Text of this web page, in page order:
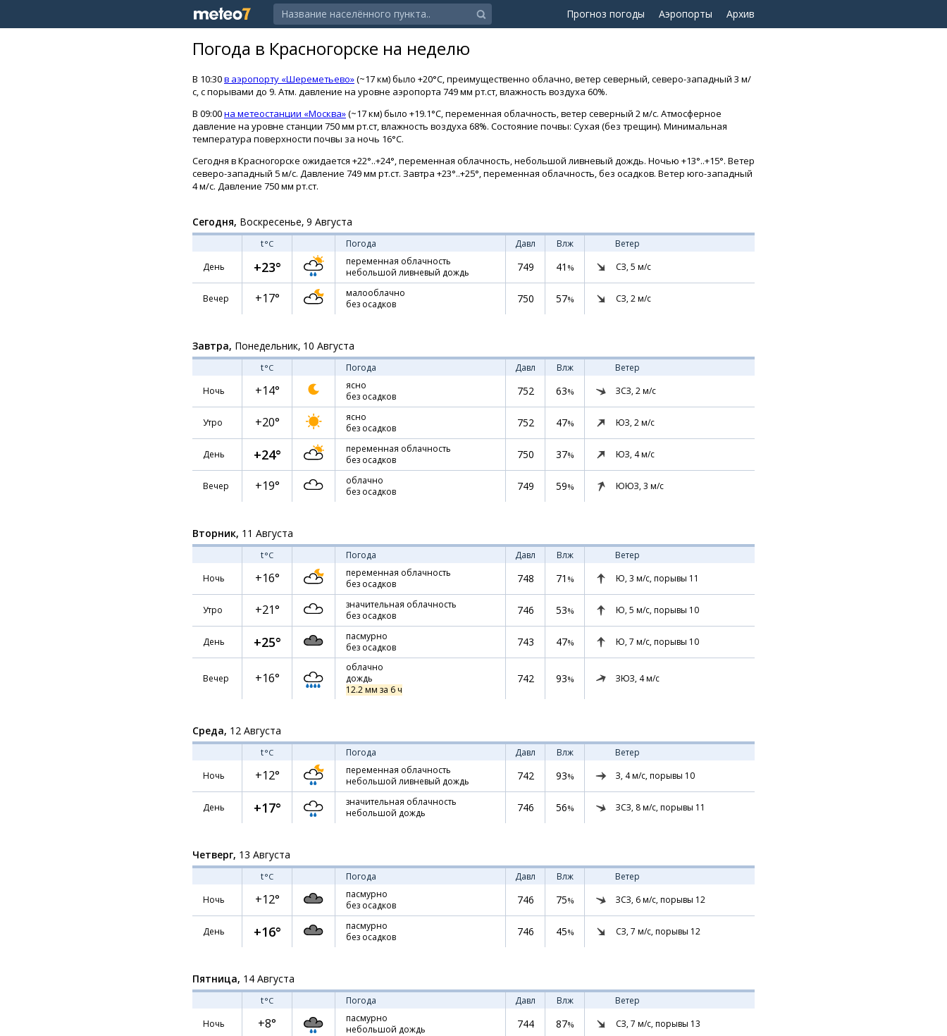
Прогноз погоды Аэропорты Архив
Погода в Красногорске на неделю
В 10:30в аэропорту «Шереметьево»(~17 км) было +20°C, преимущественно облачно, ветер северный, северо-западный 3 м/
с, с порывами до 9. Атм. давление на уровне аэропорта 749 мм рт.ст, влажность воздуха 60%.
В 09:00на метеостанции «Москва»(~17 км) было +19.1°C, переменная облачность, ветер северный 2 м/с. Атмосферное
давление на уровне станции 750 мм рт.ст, влажность воздуха 68%. Состояние почвы: Сухая (без трещин). Минимальная
температура поверхности почвы за ночь 16°C.
Сегодня в Красногорске ожидается +22°..+24°, переменная облачность, небольшой ливневый дождь. Ночью +13°..+15°. Ветер
северо-западный 5 м/с. Давление 749 мм рт.ст. Завтра +23°..+25°, переменная облачность, без осадков. Ветер юго-западный
4 м/с. Давление 750 мм рт.ст.
Сегодня, Воскресенье, 9 Августа
t°C Погода Давл Влж
Ветер
День
+23°
переменная облачность
небольшой ливневый дождь
749 41 % СЗ, 5 м/с
Вечер +17°
малооблачно
без осадков
750 57% СЗ, 2м/с
Завтра, Понедельник, 10 Августа
t°C Погода Давл Влж
Ветер
Ночь
+14°
ясно
без осадков
752 63% ЗСЗ, 2м/с
Утро +20°
ясно
без осадков
752 47% ЮЗ, 2м/с
День +24°
переменная облачность
без осадков
750 37% ЮЗ, 4м/с
Вечер +19°
облачно
без осадков
749 59% ЮЮЗ, 3 м/с
Вторник, 11 Августа
t°C Погода Давл Влж
Ветер
Ночь
+16°
переменная облачность
без осадков
748 71 % Ю, 3 м/с, порывы 11
Утро +21°
значительная облачность
без осадков
746 53% Ю, 5 м/с, порывы 10
День +25°
пасмурно
без осадков
743 47% Ю, 7 м/с, порывы 10
Вечер +16°
облачно
дождь
12.2 мм за 6 ч
742 93% ЗЮЗ, 4м/с
Среда, 12 Августа
t°C Погода Давл Влж
Ветер
Ночь
+12°
переменная облачность
небольшой ливневый дождь
742 93% З, 4м/с, порывы 10
День +17°
значительная облачность
небольшой дождь
746 56% ЗСЗ, 8м/с, порывы 11
Четверг, 13 Августа
t°C Погода Давл Влж
Ветер
Ночь
+12°
пасмурно
без осадков
746 75% ЗСЗ, 6м/с, порывы 12
День +16°
пасмурно
без осадков
746 45% СЗ, 7 м/с, порывы 12
Пятница, 14 Августа
t°C Погода Давл Влж
Ветер
Ночь
+8°
пасмурно
небольшой дождь
744 87% СЗ, 7 м/с, порывы 13